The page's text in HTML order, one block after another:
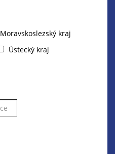
Moravskoslezský kraj
Ústecký kraj